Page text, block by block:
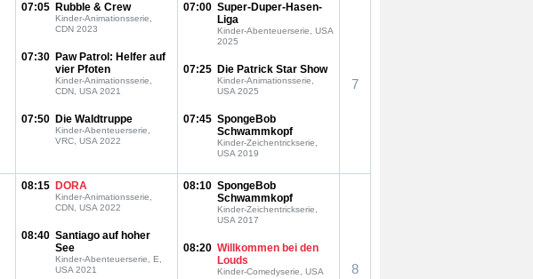
07:05 Rubble & Crew
Kinder-Animationsserie,
CDN 2023
07:30 Paw Patrol: Helfer auf
vier Pfoten
Kinder-Animationsserie,
CDN, USA 2021
07:50 Die Waldtruppe
Kinder-Abenteuerserie,
VRC, USA 2022
07:00 Super-Duper-Hasen-
Liga
Kinder-Abenteuerserie, USA
2025
07:25 Die Patrick Star Show
Kinder-Animationsserie,
USA 2025
07:45 SpongeBob
Schwammkopf
Kinder-Zeichentrickserie,
USA 2019
7
08:15 DORA
Kinder-Animationsserie,
CDN, USA 2022
08:40 Santiago auf hoher
See
Kinder-Abenteuerserie, E,
USA 2021
08:10 SpongeBob
Schwammkopf
Kinder-Zeichentrickserie,
USA 2017
08:20 Willkommen bei den
Louds
Kinder-Comedyserie, USA
8